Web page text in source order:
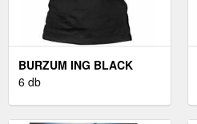
BURZUM ING BLACK
METAL UNISEX BLACK XL
6 db